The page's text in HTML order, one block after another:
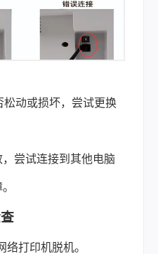
动或损坏，尝试更换
尝试连接到其他电脑
络打印机脱机。